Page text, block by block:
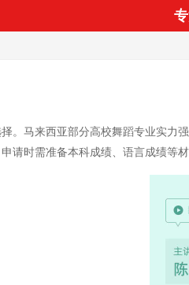
。马来西亚部分高校舞蹈专业实力
请时需准备本科成绩、语言成绩等